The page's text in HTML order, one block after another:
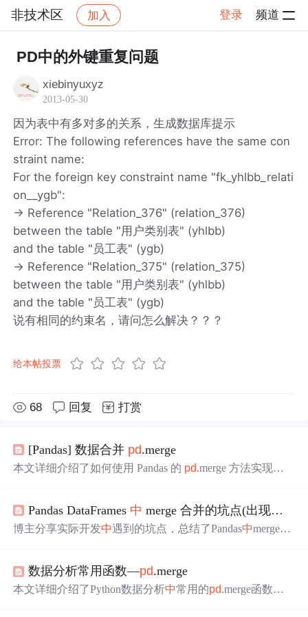
非技术区 加入 登录 频道
社区 非技术区 帖子详情
PD中的外键重复问题
xiebinyuxyz
2013-05-30
因为表中有多对多的关系，生成数据库提示
Error: The following references have the same con
straint name:
For the foreign key constraint name "fk_yhlbb_relati
on__ygb":
-> Reference "Relation_376" (relation_376)
between the table "用户类别表" (yhlbb)
and the table "员工表" (ygb)
-> Reference "Relation_375" (relation_375)
between the table "用户类别表" (yhlbb)
and the table "员工表" (ygb)
说有相同的约束名，请问怎么解决？？？
给本帖投票
68 回复 打赏
[Pandas] 数据合并 pd.merge
本文详细介绍了如何使用 Pandas 的 pd.merge 方法实现类
键、连接方法、索引连接、多连接键以及连接指示的设
置。内容涵盖了从简单的列匹配到复杂的多条件连接，以
例，读者可以全面了解并灵活运用pd
并。
Pandas DataFrames 中 merge 合并的坑点(出现重复
博主分享实际开发中遇到的坑点，总结了Pandas中merge操
不同类型的检查，并给出了官方文档链接。
数据分析常用函数—pd.merge
本文详细介绍了Python数据分析中常用的pd.merge函数，